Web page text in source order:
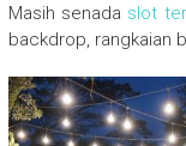
Masih senada slot
backdrop, rangkaian